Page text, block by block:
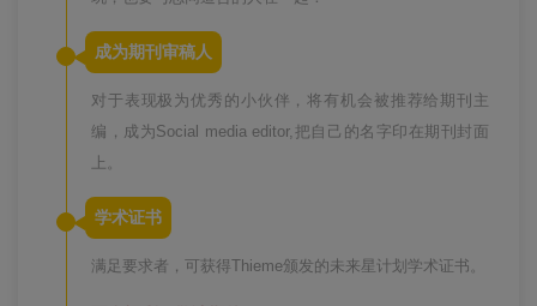
成为期刊审稿人
对于表现极为优秀的小伙伴，将有机会被推荐给期刊主
编，成为Social media editor,把自己的名字印在期刊封面
上。
学术证书
满足要求者，可获得Thieme颁发的未来星计划学术证书。